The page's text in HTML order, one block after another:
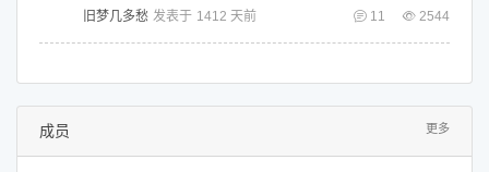
旧梦几多愁 发表于 1412 天前 11 2544
成员 更多